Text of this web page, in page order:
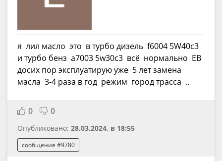
я лил масло это в турбо дизель f6004 5W40c3
и турбо бенз а7003 5w30c3 всё нормально ЕВ
досих пор эксплуатирую уже 5 лет замена
масла 3-4 раза в год режим город трасса ..
0 0
Опубликовано: 28.03.2024, в 18:55
сообщение #9780